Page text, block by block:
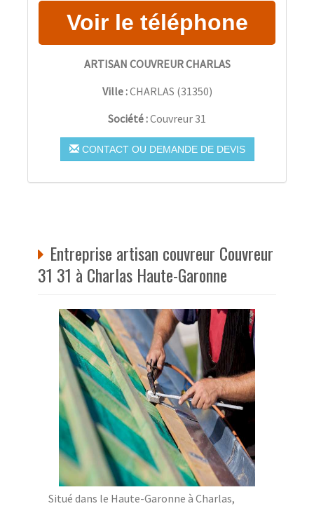
ARTISAN COUVREUR CHARLAS
Ville :CHARLAS (31350)
Société :Couvreur 31
CONTACT OU DEMANDE DE DEVIS
Entreprise artisan couvreur Couvreur
31 31 à Charlas Haute-Garonne
Situé dans le Haute-Garonne à Charlas,